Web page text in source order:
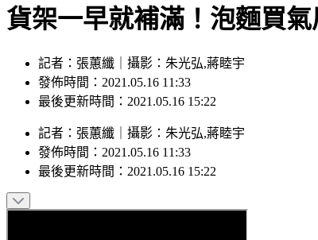
貨架一早就補滿！泡麵買
記者：張蕙纖｜攝影：朱光弘,蔣睦宇
發佈時間：2021.05.16 11:33
最後更新時間：2021.05.16 15:22
記者 ： 張蕙纖 攝影 ： 朱光弘,蔣睦宇
發佈時間： 2021.05.16 11:33
最後更新時間： 2021.05.16 15:22